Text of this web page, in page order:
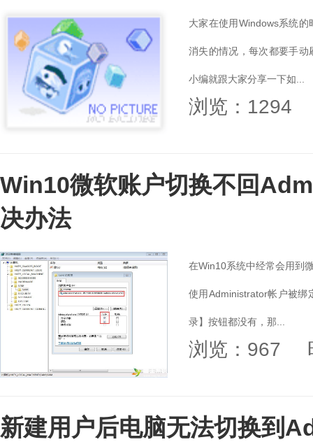
大家在使用Windows系统
消失的情况，每次都要手
小编就跟大家分享一下如...
浏览：1294
Win10微软账户切换不回
决办法
在Win10系统中经常会用到
使用Administrator帐户被绑
录】按钮都没有，那...
浏览：967
新建用户后电脑无法切换到